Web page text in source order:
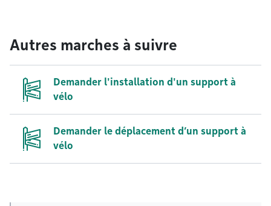
Autres marches à suivre
Demander l'installation d'un support à
vélo
Demander le déplacement d’un support à
vélo